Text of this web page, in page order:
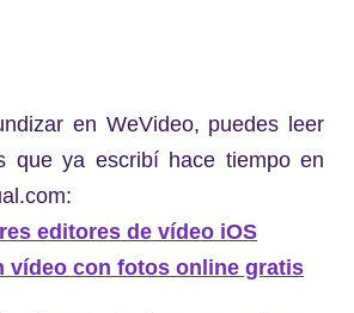
en WeVideo, puedes leer
que ya escribí hace tiempo en
editores de vídeo iOS
vídeo con fotos online gratis